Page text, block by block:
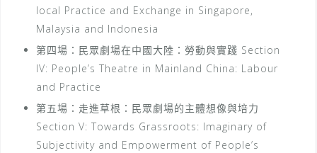
local Practice and Exchange in Singapore,
Malaysia and Indonesia
第四場：民眾劇場在中國大陸：勞動與實踐 Section
IV: People’s Theatre in Mainland China: Labour
and Practice
第五場：走進草根：民眾劇場的主體想像與培力
Section V: Towards Grassroots: Imaginary of
Subjectivity and Empowerment of People’s